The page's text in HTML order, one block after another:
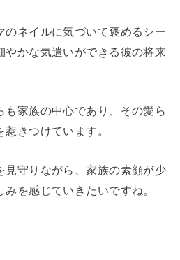
のネイルに気づいて褒めるシー
やかな気遣いができる彼の将来
も家族の中心であり、その愛ら
きつけています。
見守りながら、家族の素顔が少
みを感じていきたいですね。